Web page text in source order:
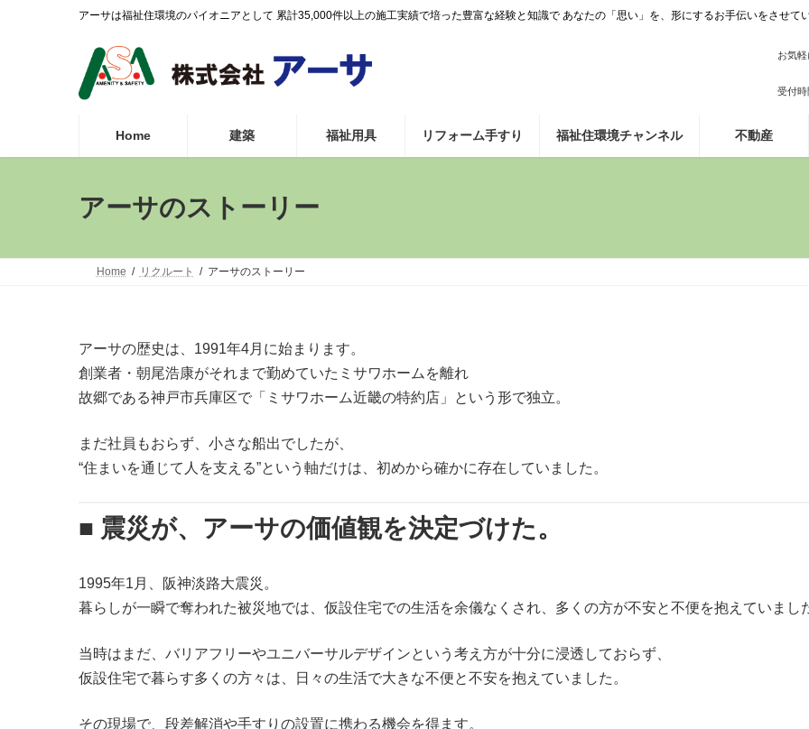
ッ
移
アーサは福祉住環境のパイオニアとして 累計35,000件以上の施工実績で培った豊富な経験と知識で あなたの「思い」を、形にするお手伝いをさせて
お気
受付
Home 建築 福祉用具 リフォーム手すり 福祉住環境チャンネル 不動産
アーサのストーリー
Home リクルート アーサのストーリー
アーサの歴史は、1991年4月に始まります。
創業者・朝尾浩康がそれまで勤めていたミサワホームを離れ
故郷である神戸市兵庫区で「ミサワホーム近畿の特約店」という形で独立。
まだ社員もおらず、小さな船出でしたが、
“住まいを通じて人を支える”という軸だけは、初めから確かに存在していました。
■ 震災が、アーサの価値観を決定づけた。
1995年1月、阪神淡路大震災。
暮らしが一瞬で奪われた被災地では、仮設住宅での生活を余儀なくされ、多くの方が不安と不便を抱えていまし
当時はまだ、バリアフリーやユニバーサルデザインという考え方が十分に浸透しておらず、
仮設住宅で暮らす多くの方々は、日々の生活で大きな不便と不安を抱えていました。
その現場で、段差解消や手すりの設置に携わる機会を得ます。